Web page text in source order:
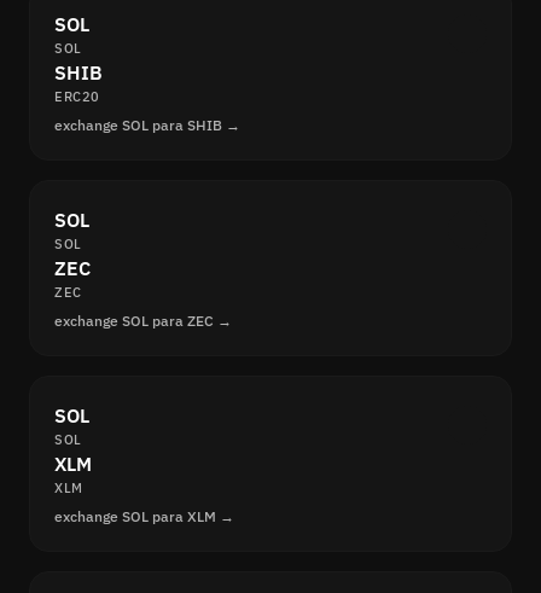
SOL
SOL
SHIB
ERC20
exchange SOL para SHIB →
SOL
SOL
ZEC
ZEC
exchange SOL para ZEC →
SOL
SOL
XLM
XLM
exchange SOL para XLM →